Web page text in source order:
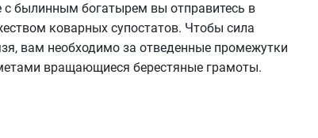
былинным богатырем вы отправитесь в
коварных супостатов. Чтобы сила
вам необходимо за отведенные промежутки
вращающиеся берестяные грамоты.